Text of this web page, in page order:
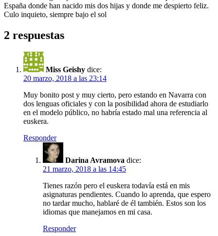
España donde han nacido mis dos hijas y donde me despierto feliz.
Culo inquieto, siempre bajo el sol
2 respuestas
Miss Geishy dice:
20 marzo, 2018 a las 23:14
Muy bonito post y muy cierto, pero estando en Navarra con
dos lenguas oficiales y con la posibilidad ahora de estudiarlo
en el modelo público, no habría estado mal una referencia al
euskera.
Responder
Darina Avramova dice:
21 marzo, 2018 a las 14:45
Tienes razón pero el euskera todavía está en mis
asignaturas pendientes. Cuando lo aprenda, que espero
no tardar mucho, hablaré de él también. Estos son los
idiomas que manejamos en mi casa.
Responder